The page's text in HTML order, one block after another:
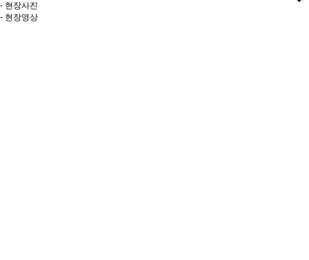
- 현장사진
- 현장영상